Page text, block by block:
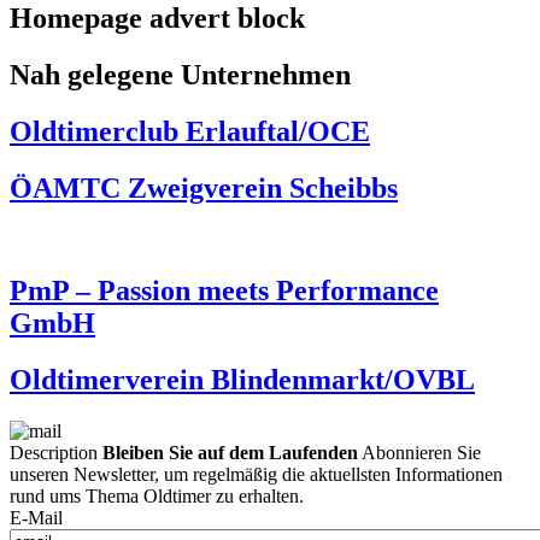
Homepage advert block
Nah gelegene Unternehmen
Oldtimerclub Erlauftal/OCE
ÖAMTC Zweigverein Scheibbs
PmP – Passion meets Performance
GmbH
Oldtimerverein Blindenmarkt/OVBL
Description Bleiben Sie auf dem Laufenden Abonnieren Sie
unseren Newsletter, um regelmäßig die aktuellsten Informationen
rund ums Thema Oldtimer zu erhalten.
E-Mail